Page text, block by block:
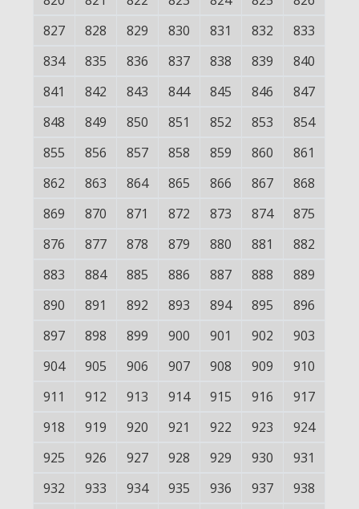
827
828 829 830 831 832
833
834
835 836 837 838 839
840
841
842 843 844 845 846
847
848
849 850 851 852 853
854
855
856 857 858 859 860
861
862
863 864 865 866 867
868
869
870 871 872 873 874
875
876
877 878 879 880 881
882
883
884 885 886 887 888
889
890
891 892 893 894 895
896
897
898 899 900 901 902
903
904
905 906 907 908 909
910
911
912 913 914 915 916
917
918
919 920 921 922 923
924
925
926 927 928 929 930
931
932
933 934 935 936 937
938